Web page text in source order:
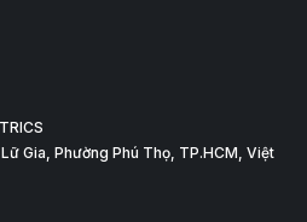
Gia, Phường Phú Thọ, TP.HCM, Việt